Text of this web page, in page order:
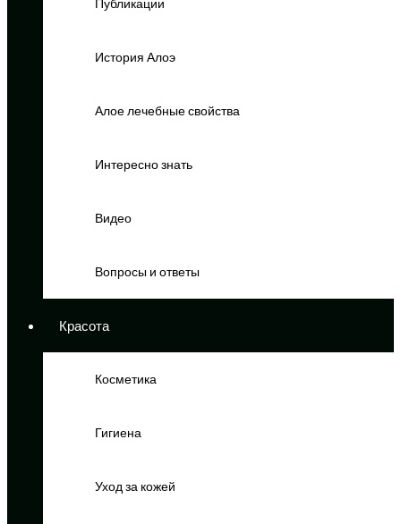
Публикации
История Алоэ
Алое лечебные свойства
Интересно знать
Видео
Вопросы и ответы
Красота
Косметика
Гигиена
Уход за кожей